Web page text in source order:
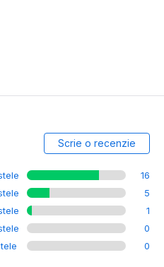
Scrie o recenzie
16
5
1
0
0